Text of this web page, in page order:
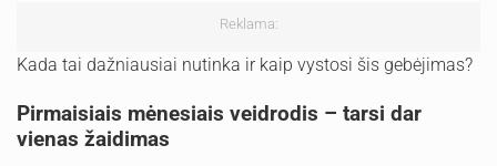
Reklama:
Kada tai dažniausiai nutinka ir kaip vystosi šis gebėjimas?
Pirmaisiais mėnesiais veidrodis – tarsi dar
vienas žaidimas